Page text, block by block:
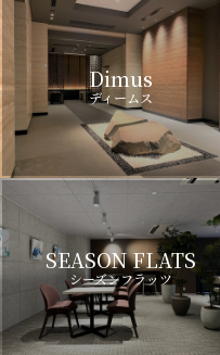
Dimus
ディームス
SEASON FLATS
シーズンフラッツ